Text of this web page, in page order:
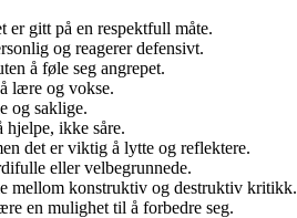
gitt på en respektfull måte.
og reagerer defensivt.
å føle seg angrepet.
lære og vokse.
og saklige.
ikke såre.
det er viktig å lytte og reflektere.
eller velbegrunnede.
mellom konstruktiv og destruktiv kritikk.
en mulighet til å forbedre seg.